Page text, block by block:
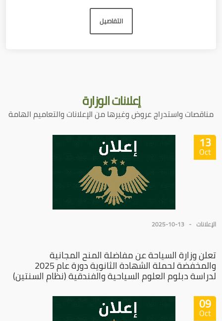
التفاصيل
إعلاناتالوزارة
مناقصات واستدراج عروض وغيرها من الإعلانات والتعاميم الهامة
13
Oct
الإعلانات 2025-10-13
تعلن وزارة السياحة عن مفاضلة المنح المجانية
والمخفضة لحملة الشهادة الثانوية دورة عام 2025
لدراسة دبلوم العلوم السياحية والفندقية (نظام السنتين)
09
Oct